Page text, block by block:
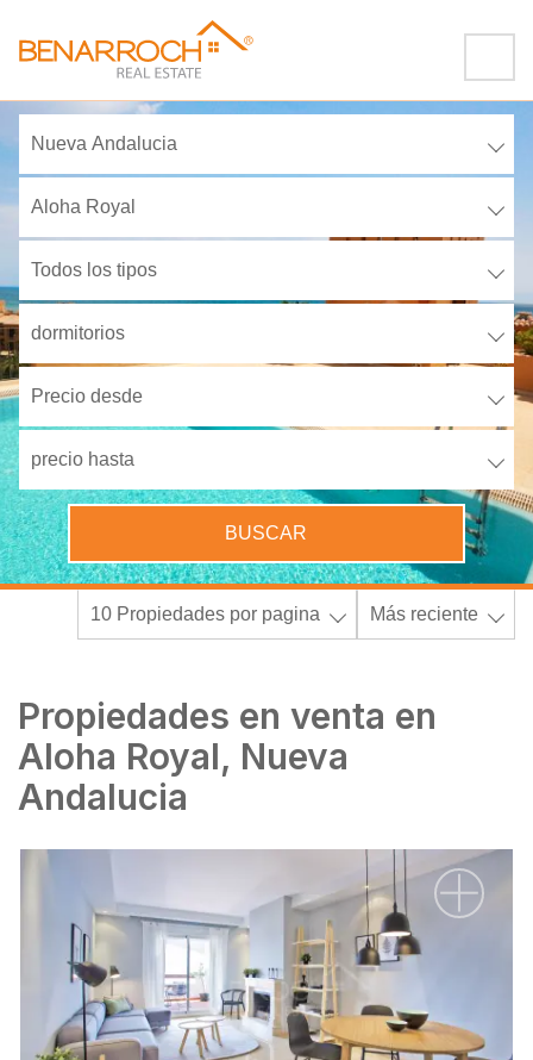
Nueva Andalucia
Aloha Royal
Todos los tipos
dormitorios
Precio desde
precio hasta
BUSCAR
10 Propiedades por pagina Más reciente
Propiedades en venta en
Aloha Royal, Nueva
Andalucia